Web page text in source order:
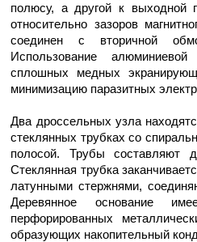
полюсу, а другой к выходной
относительно зазоров
соединен с вторичной
Использование
сплошных медных
минимизацию паразитных
Два дроссельных узла
стеклянных трубках со
полосой. Трубы составляют
Стеклянная трубка
латунными стержнями,
Деревянное основание
перфорированных
образующих накопительный